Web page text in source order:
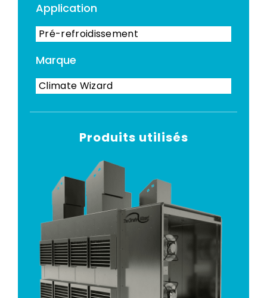
Application
Pré-refroidissement
Marque
Climate Wizard
Produits utilisés